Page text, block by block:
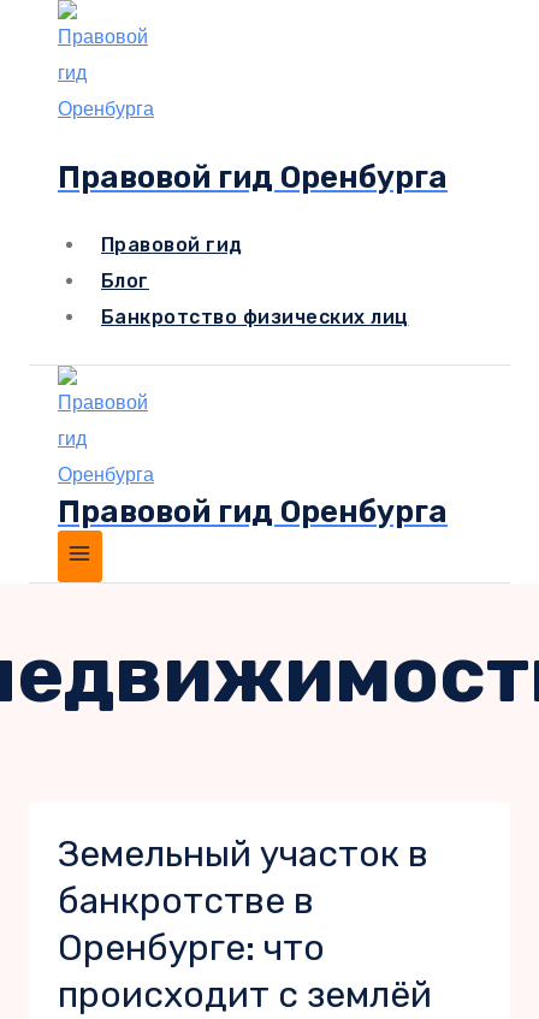
Перейти
содержимому
Правовой гид Оренбурга
Правовой гид
Блог
Банкротство физических лиц
Правовой гид Оренбурга
Земельный участок в
банкротстве в
Оренбурге: что
происходит с землёй